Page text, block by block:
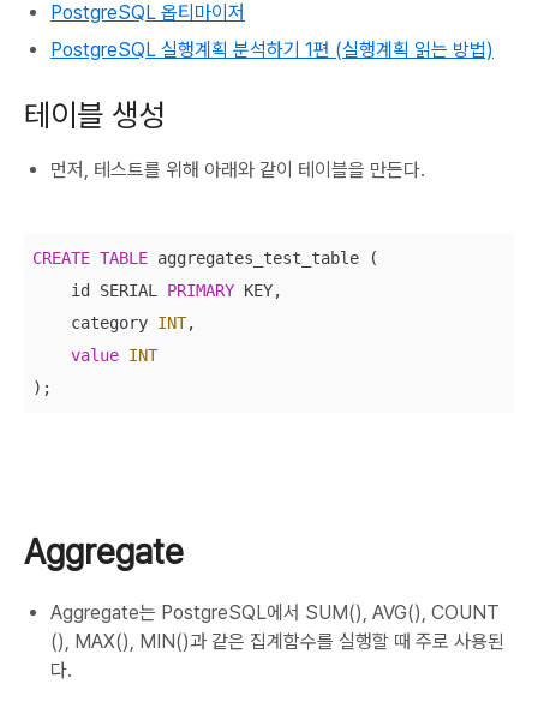
PostgreSQL 옵티마이저
PostgreSQL 실행계획 분석하기 1편 (실행계획 읽는 방법)
테이블 생성
먼저, 테스트를 위해 아래와 같이 테이블을 만든다.
CREATE TABLE aggregates_test_table (
    id SERIAL
PRIMARY KEY,
    category
INT,
value INT
);
Aggregate
Aggregate는 PostgreSQL에서 SUM(), AVG(), COUNT
(), MAX(), MIN()과 같은 집계함수를 실행할 때 주로 사용된
다.